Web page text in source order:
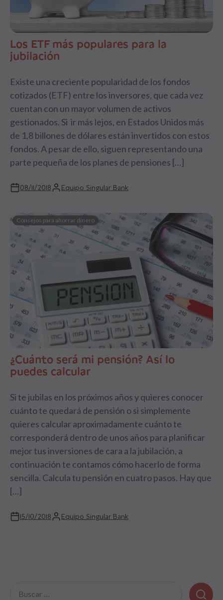
Los ETF más populares para la
jubilación
Existe una creciente popularidad de los fondos
cotizados (ETF) entre los inversores, que cada vez
cuentan con un mayor volumen de activos
gestionados. Si ir más lejos, en Estados Unidos más
de 1,8 billones de dólares están invertidos con estos
fondos. A pesar de ello, siguen representando una
parte pequeña de los planes de pensiones […]
08/11/2018 Equipo Singular Bank
Consejos para ahorrar dinero
¿Cuánto será mi pensión? Así lo
puedes calcular
Si te jubilas en los próximos años y quieres conocer
cuánto te quedará de pensión o si simplemente
quieres calcular aproximadamente cuánto te
corresponderá dentro de unos años para planificar
mejor tus inversiones de cara a la jubilación, a
continuación te contamos cómo hacerlo de forma
sencilla. Calcula tu pensión en cuatro pasos. Hay que
[…]
15/10/2018 Equipo Singular Bank